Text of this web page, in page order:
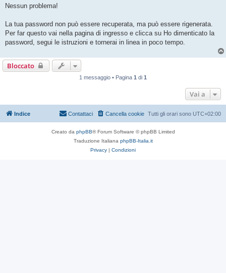
g
o
Nessun problema!
La tua password non può essere recuperata, ma può essere rigenerata.
Per far questo vai nella pagina di ingresso e clicca su Ho dimenticato la
password, segui le istruzioni e tornerai in linea in poco tempo.
Bloccato
1 messaggio • Pagina 1 di 1
Vai a
Indice Tutti gli orari sono UTC+02:00
Cancella cookie
Contattaci
Creato da phpBB® Forum Software © phpBB Limited
Traduzione Italiana phpBB-Italia.it
Privacy | Condizioni